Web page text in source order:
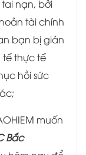
nạn, bởi
tài chính
bạn bị gián
thực tế
hồi sức
muốn
Bắc